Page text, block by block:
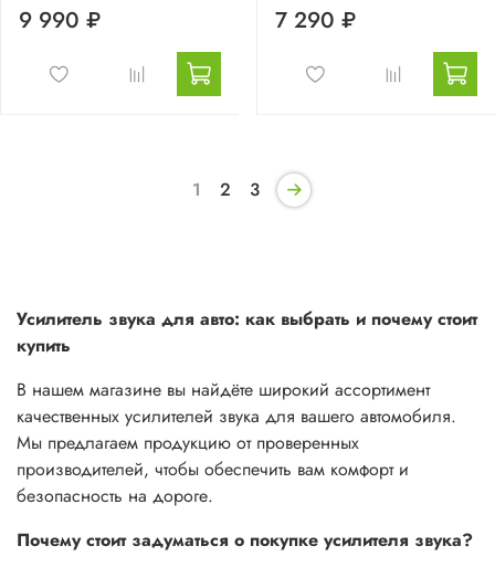
9 990 ₽ 7 290 ₽
1 2 3
Усилитель звука для авто: как выбрать и почему стоит
купить
В нашем магазине вы найдёте широкий ассортимент
качественных усилителей звука для вашего автомобиля.
Мы предлагаем продукцию от проверенных
производителей, чтобы обеспечить вам комфорт и
безопасность на дороге.
Почему стоит задуматься о покупке усилителя звука?